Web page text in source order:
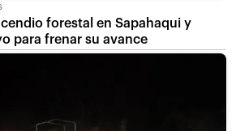
forestal en Sapahaqui y
para frenar su avance